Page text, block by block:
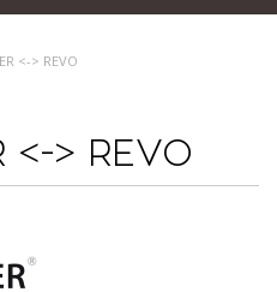
<-> REVO
<-> REVO